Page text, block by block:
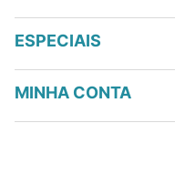
ESPECIAIS
MINHA CONTA